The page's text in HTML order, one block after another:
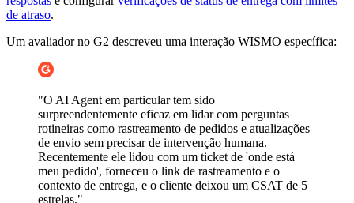
de atraso.
Um avaliador no G2 descreveu uma interação WISMO específica:
"O AI Agent em particular tem sido
surpreendentemente eficaz em lidar com perguntas
rotineiras como rastreamento de pedidos e atualizações
de envio sem precisar de intervenção humana.
Recentemente ele lidou com um ticket de 'onde está
meu pedido', forneceu o link de rastreamento e o
contexto de entrega, e o cliente deixou um CSAT de 5
estrelas."